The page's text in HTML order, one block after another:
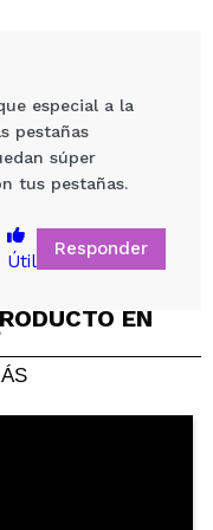
Imagínatelo...
especial a la
pestañas
súper
tus pestañas.
Útil
Responder
EN